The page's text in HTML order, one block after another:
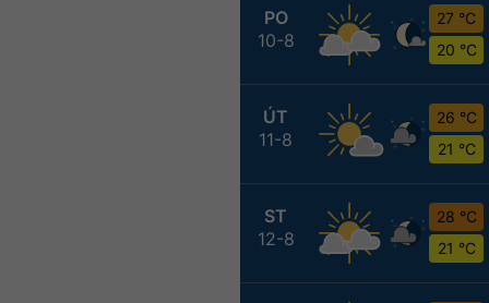
PO
10-8
27 °C
20 °C
ÚT
11-8
26 °C
21 °C
ST
12-8
28 °C
21 °C